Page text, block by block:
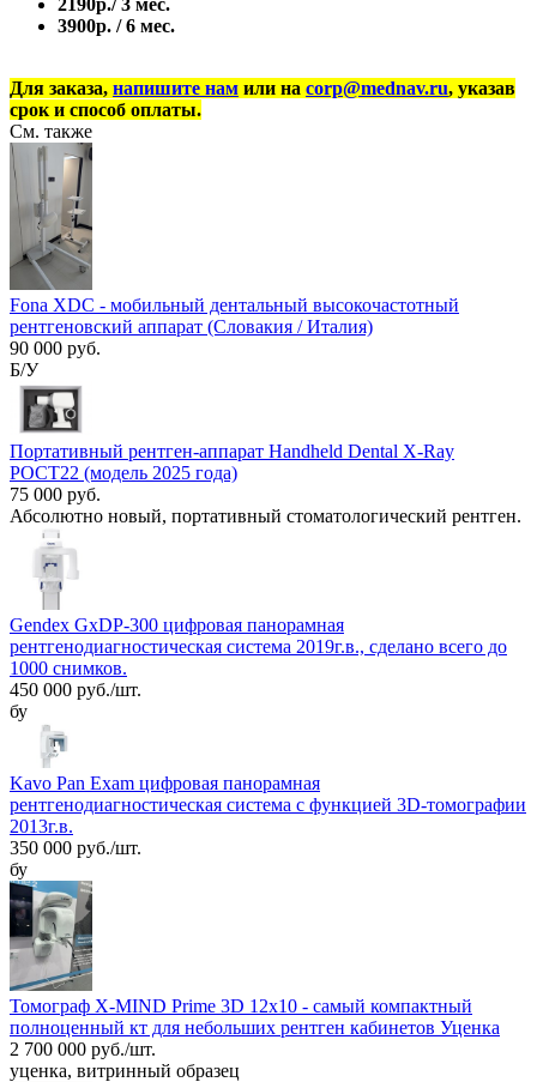
2190р./ 3 мес.
3900р. / 6 мес.
Для заказа, напишите нам или на corp@mednav.ru, указав
срок и способ оплаты.
См. также
Fona XDC - мобильный дентальный высокочастотный
рентгеновский аппарат (Словакия / Италия)
90 000 руб.
Б/У
Портативный рентген-аппарат Handheld Dental X-Ray
POCT22 (модель 2025 года)
75 000 руб.
Абсолютно новый, портативный стоматологический рентген.
Gendex GxDP-300 цифровая панорамная
рентгенодиагностическая система 2019г.в., сделано всего до
1000 снимков.
450 000 руб./шт.
бу
Kavo Pan Exam цифровая панорамная
рентгенодиагностическая система с функцией 3D-томографии
2013г.в.
350 000 руб./шт.
бу
Томограф X-MIND Prime 3D 12x10 - самый компактный
полноценный кт для небольших рентген кабинетов Уценка
2 700 000 руб./шт.
уценка, витринный образец